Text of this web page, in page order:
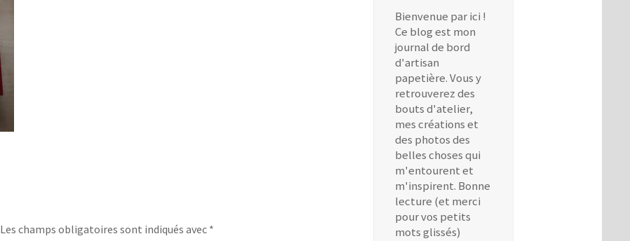
Les champs obligatoires sont indiqués avec *
Bienvenue par ici !
Ce blog est mon
journal de bord
d'artisan
papetière. Vous y
retrouverez des
bouts d'atelier,
mes créations et
des photos des
belles choses qui
m'entourent et
m'inspirent. Bonne
lecture (et merci
pour vos petits
mots glissés)